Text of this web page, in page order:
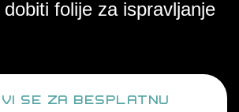
folije za ispravljanje
SE ZA BESPLATNU